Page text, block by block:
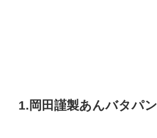
1. 岡田謹製あんバタパン